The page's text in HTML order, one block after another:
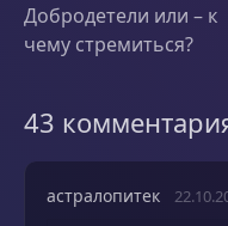
Добродетели или – к
чему стремиться?
43
астралопитек